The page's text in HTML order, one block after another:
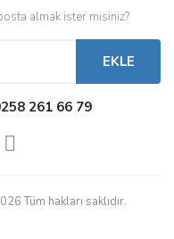
almak ister misiniz?
EKLE
261 66 79
Tüm hakları saklıdır.